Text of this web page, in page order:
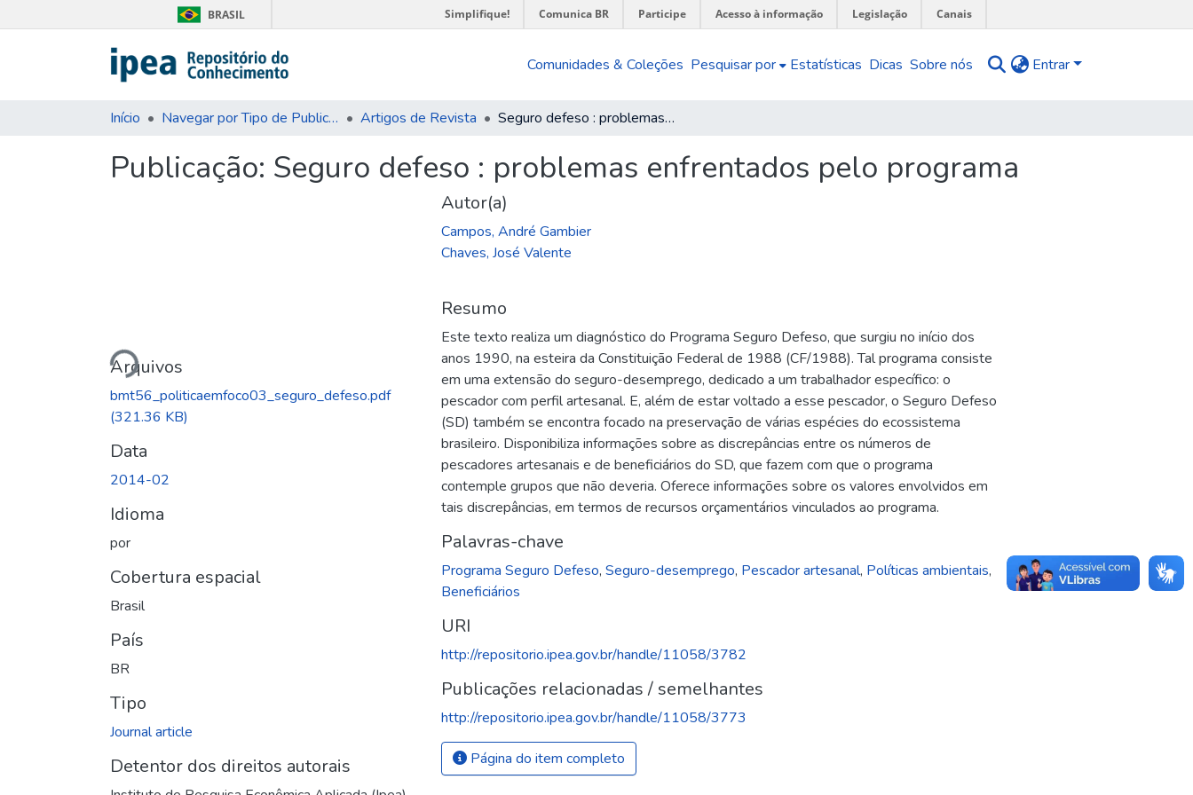
BRASIL Simplifique! Comunica BR Participe Acesso à informação Legislação Canais
Comunidades & Coleções Pesquisar por Estatísticas Dicas Sobre nós Entrar
Início Navegar por Tipo de Publicação Artigos de Revista Seguro defeso : problemas enfrentados pelo programa
Publicação: Seguro defeso : problemas enfrentados pelo programa
Carregando...
Arquivos
bmt56_politicaemfoco03_seguro_defeso.pdf
(321.36 KB)
Data
2014-02
Idioma
por
Cobertura espacial
Brasil
País
BR
Tipo
Journal article
Detentor dos direitos autorais
Autor(a)
Campos, André Gambier
Chaves, José Valente
Resumo
Este texto realiza um diagnóstico do Programa Seguro Defeso, que surgiu no início dos
anos 1990, na esteira da Constituição Federal de 1988 (CF/1988). Tal programa consiste
em uma extensão do seguro-desemprego, dedicado a um trabalhador específico: o
pescador com perfil artesanal. E, além de estar voltado a esse pescador, o Seguro Defeso
(SD) também se encontra focado na preservação de várias espécies do ecossistema
brasileiro. Disponibiliza informações sobre as discrepâncias entre os números de
pescadores artesanais e de beneficiários do SD, que fazem com que o programa
contemple grupos que não deveria. Oferece informações sobre os valores envolvidos em
tais discrepâncias, em termos de recursos orçamentários vinculados ao programa.
Palavras-chave
Programa Seguro Defeso,Seguro-desemprego, Pescador artesanal, Políticas ambientais,
Beneficiários
URI
http://repositorio.ipea.gov.br/handle/11058/3782
Publicações relacionadas / semelhantes
http://repositorio.ipea.gov.br/handle/11058/3773
Página do item completo